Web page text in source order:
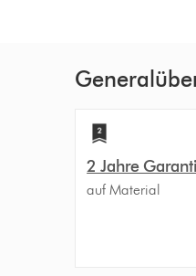
2 Jahre
auf Material